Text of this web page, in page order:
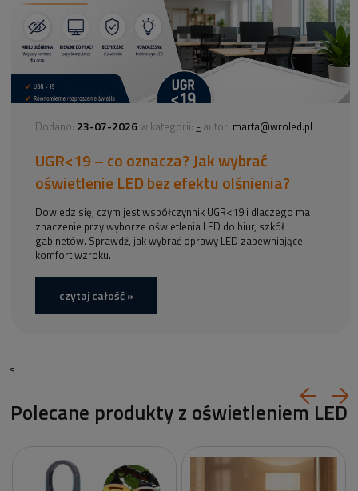
Dodano: 23-07-2026 w kategorii: - autor: marta@wroled.pl
UGR<19 – co oznacza? Jak wybrać
oświetlenie LED bez efektu olśnienia?
Dowiedz się, czym jest współczynnik UGR<19 i dlaczego ma
znaczenie przy wyborze oświetlenia LED do biur, szkół i
gabinetów. Sprawdź, jak wybrać oprawy LED zapewniające
komfort wzroku.
czytaj całość »
s
Polecane produkty z oświetleniem LED